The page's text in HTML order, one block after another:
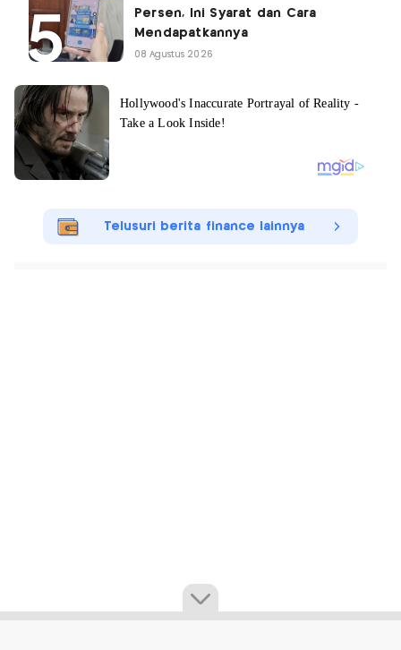
Persen, Ini Syarat dan Cara
Mendapatkannya
08 Agustus 2026
Telusuri berita finance lainnya